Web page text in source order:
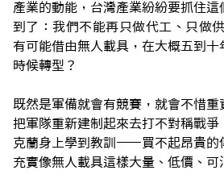
產業的動能，台灣產業紛紛要抓住
到了：我們不能再只做代工、只做
有可能借由無人載具，在大概五到十
時候轉型？
既然是軍備就會有競賽，就會不惜
把軍隊重新建制起來去打不對稱戰
克蘭身上學到教訓——買不起昂貴的
充實像無人載具這樣大量、低價、可